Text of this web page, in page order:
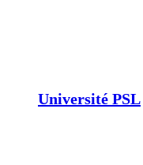
Université PSL